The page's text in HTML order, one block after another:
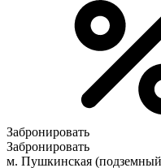
Забронировать
Забронировать
м. Пушкинская